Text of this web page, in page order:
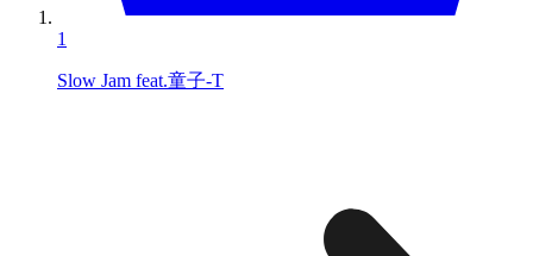
1
Slow Jam feat.童子-T